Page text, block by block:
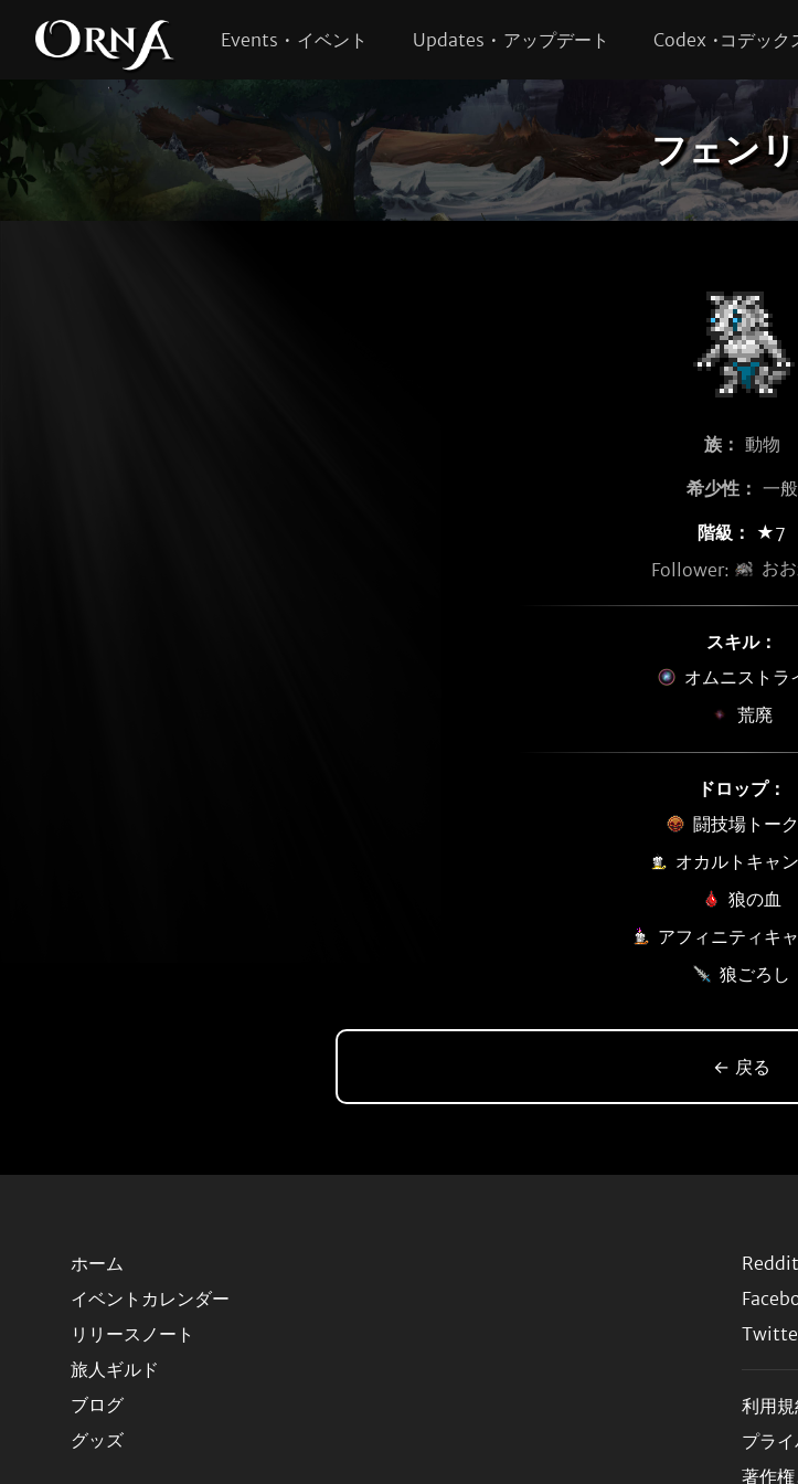
Events • イベント Updates • アップデート Codex •コデック
フェン
族： 動物
希少性： 一般
階級：
★7
Follower:
お
スキル：
オムニストラ
荒廃
ドロップ：
闘技場トー
オカルトキャ
狼の血
アフィニティキ
狼ごろし
← 戻る
ホーム
イベントカレンダー
リリースノート
旅人ギルド
ブログ
グッズ
Reddit
利用規
プラ
著作